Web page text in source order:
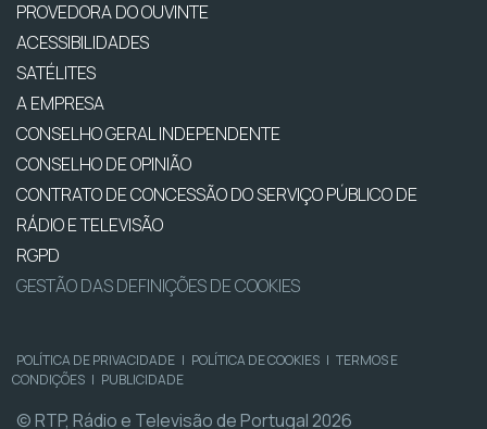
PROVEDORA DO OUVINTE
ACESSIBILIDADES
SATÉLITES
A EMPRESA
CONSELHO GERAL INDEPENDENTE
CONSELHO DE OPINIÃO
CONTRATO DE CONCESSÃO DO SERVIÇO PÚBLICO DE
RÁDIO E TELEVISÃO
RGPD
GESTÃO DAS DEFINIÇÕES DE COOKIES
POLÍTICA DE PRIVACIDADE | POLÍTICA DE COOKIES | TERMOS E
CONDIÇÕES | PUBLICIDADE
© RTP, Rádio e Televisão de Portugal 2026